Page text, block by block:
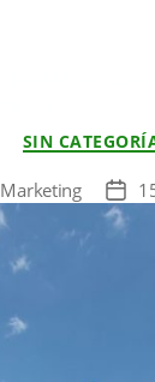
SIN
Marketing
Fecha
de